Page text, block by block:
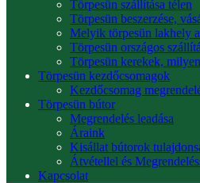
Törpesün szállítása télen
Törpesün beszerzése,
Melyik törpesün lakhely
Törpesün országos
Törpesün kerekek,
Törpesün kezdőcsomagok
Kezdőcsomag
Törpesün bútor
Megrendelés leadása
Áraink
Kisállat bútorok
Átvétellel és
Kapcsolat